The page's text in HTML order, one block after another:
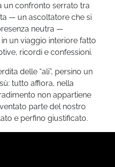
un confronto serrato tra
— un ascoltatore che si
neutra —
un viaggio interiore fatto
ricordi e confessioni.
delle “ali”, persino un
tutto affiora, nella
non appartiene
parte del nostro
e perfino giustificato.